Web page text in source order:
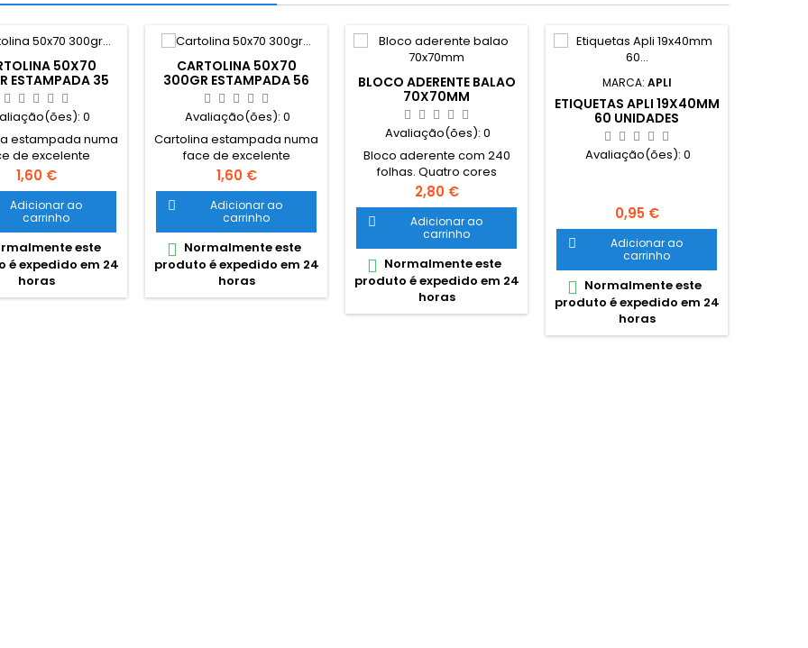
50X70
ESTAMPADA 35
0
estampada numa
de excelente
da marca HEYDA.
x 50cm. 300gr.
Preço
1,60 €
Adicionar ao
carrinho
este
é expedido em 24
horas
CARTOLINA 50X70
300GR ESTAMPADA 56
Avaliação(ões): 0
Cartolina estampada numa
face de excelente
qualidade da marca HEYDA.
70cm x 50cm. 300gr.
Preço
1,60 €

Adicionar ao
carrinho
 Normalmente este
produto é expedido em 24
horas
BLOCO ADERENTE BALAO
70X70MM
Avaliação(ões): 0
Bloco aderente com 240
folhas. Quatro cores
intensas diferentes.
Preço
2,80 €

Adicionar ao
carrinho
 Normalmente este
produto é expedido em 24
horas
MARCA: APLI
ETIQUETAS APLI 19X40MM
60 UNIDADES
Avaliação(ões): 0
Preço
0,95 €

Adicionar ao
carrinho
 Normalmente este
produto é expedido em 24
horas